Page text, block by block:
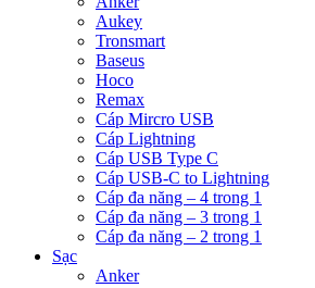
Aukey
Tronsmart
Baseus
Hoco
Remax
Cáp Mircro USB
Cáp Lightning
Cáp USB Type C
Cáp USB-C to Lightning
Cáp đa năng – 4 trong 1
Cáp đa năng – 3 trong 1
Cáp đa năng – 2 trong 1
Sạc
Anker